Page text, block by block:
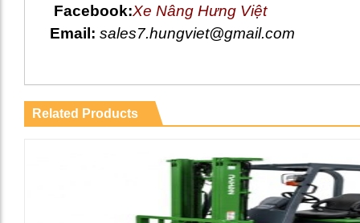
Facebook:Xe Nâng Hưng Việt
Email:sales7.hungviet@gmail.com
Related Products